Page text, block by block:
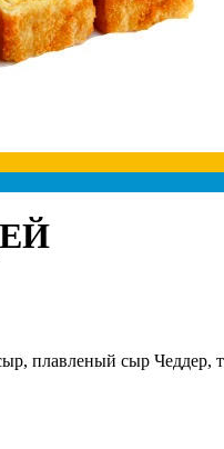
плавленый сыр Чеддер,